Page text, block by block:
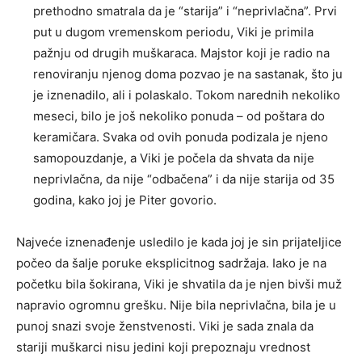
prethodno smatrala da je “starija” i “neprivlačna”. Prvi
put u dugom vremenskom periodu, Viki je primila
pažnju od drugih muškaraca. Majstor koji je radio na
renoviranju njenog doma pozvao je na sastanak, što ju
je iznenadilo, ali i polaskalo. Tokom narednih nekoliko
meseci, bilo je još nekoliko ponuda – od poštara do
keramičara. Svaka od ovih ponuda podizala je njeno
samopouzdanje, a Viki je počela da shvata da nije
neprivlačna, da nije “odbačena” i da nije starija od 35
godina, kako joj je Piter govorio.
Najveće iznenađenje usledilo je kada joj je sin prijateljice
počeo da šalje poruke eksplicitnog sadržaja. Iako je na
početku bila šokirana, Viki je shvatila da je njen bivši muž
napravio ogromnu grešku. Nije bila neprivlačna, bila je u
punoj snazi svoje ženstvenosti. Viki je sada znala da
stariji muškarci nisu jedini koji prepoznaju vrednost